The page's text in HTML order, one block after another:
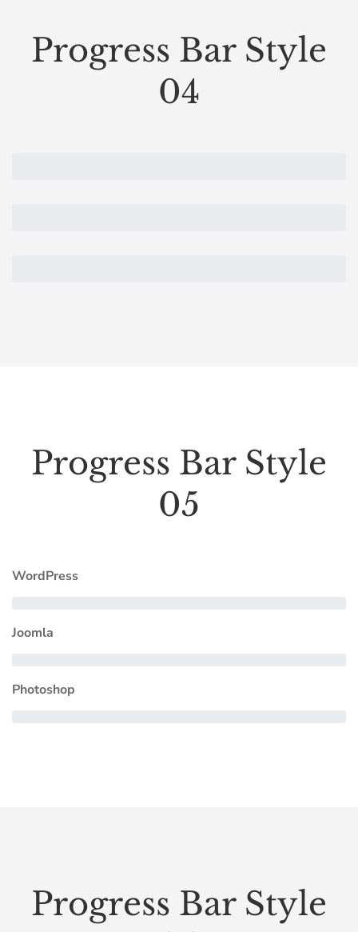
Progress Bar Style
04
Progress Bar Style
05
WordPress
Joomla
Photoshop
Progress Bar Style